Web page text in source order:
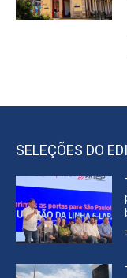
SELEÇÕES DO